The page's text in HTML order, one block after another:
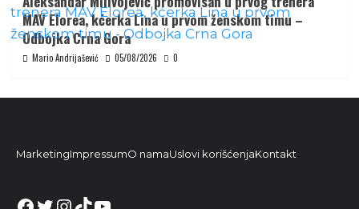
MAV Elorea, kćerka Lina u prvom ženskom timu –
Odbojka Crna Gora
Mario Andrijašević 05/08/2026 0
MarketingImpressumO namaUslovi korišćenjaKontakt